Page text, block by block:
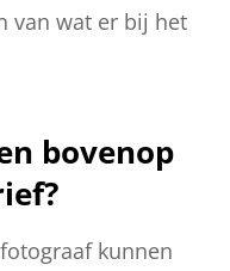
van wat er bij het
bovenop
kunnen